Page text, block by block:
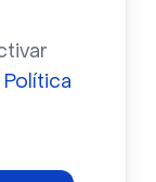
Política